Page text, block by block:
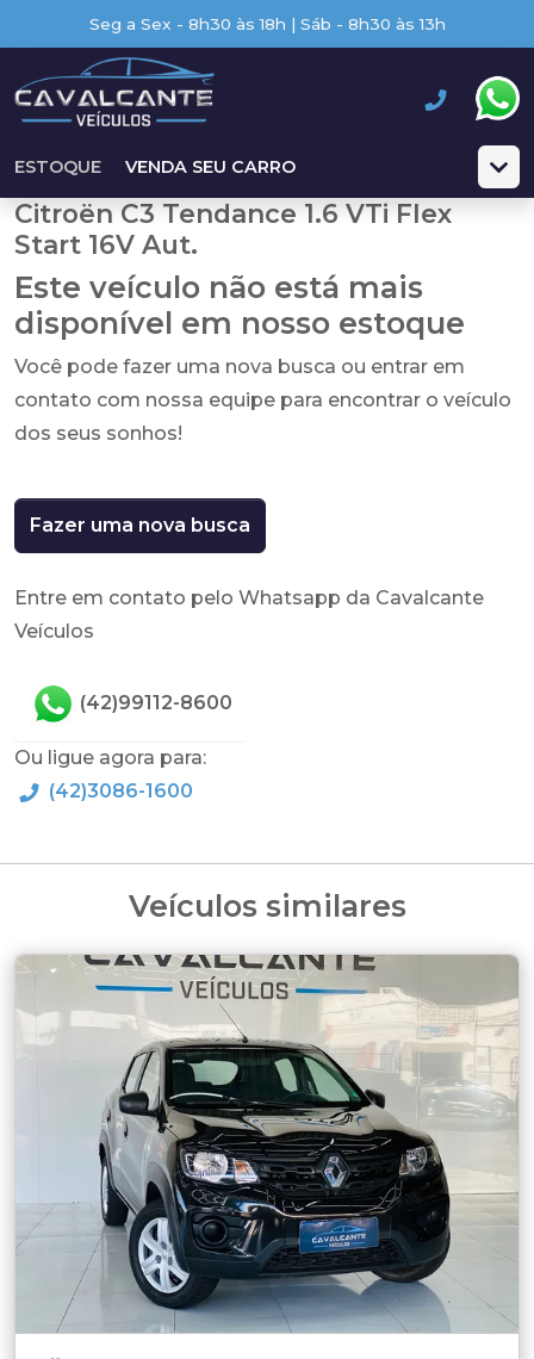
Seg a Sex - 8h30 às 18h | Sáb - 8h30 às 13h
ESTOQUE VENDA SEU CARRO
Citroën C3 Tendance 1.6 VTi Flex
Start 16V Aut.
Este veículo não está mais
disponível em nosso estoque
Você pode fazer uma nova busca ou entrar em
contato com nossa equipe para encontrar o veículo
dos seus sonhos!
Fazer uma nova busca
Entre em contato pelo Whatsapp da Cavalcante
Veículos
(42)99112-8600
Ou ligue agora para:
(42)3086-1600
Veículos similares